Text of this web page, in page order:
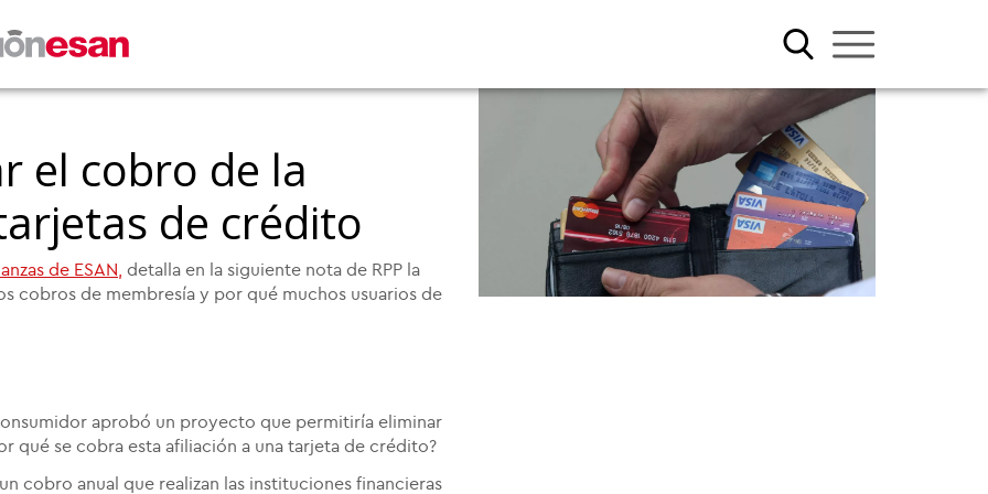
el cobro de la
de crédito
de ESAN,
detalla en la siguiente nota de RPP la
cobros de membresía y por qué muchos usuarios de
aprobó un proyecto que permitiría eliminar
qué se cobra esta afiliación a una tarjeta de crédito?
cobro anual que realizan las instituciones financieras